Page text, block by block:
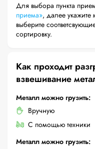
Для выбора пункта
приема», далее укажите
выберите соответсвующие услуги и интересующую Вас
сортировку.
Как проходит
взвешивание
Металл можно грузить:
Вручную
С помощью техники
Металл можно грузить: